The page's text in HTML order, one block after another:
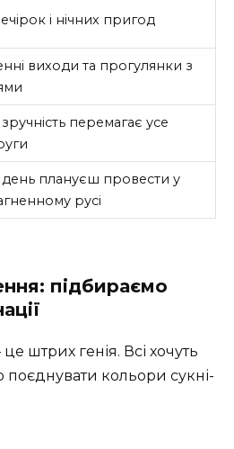
і нічних пригод
виходи та прогулянки з
перемагає усе
плануєш провести у
русі
підбираємо
штрих генія. Всі хочуть
поєднувати кольори сукні-